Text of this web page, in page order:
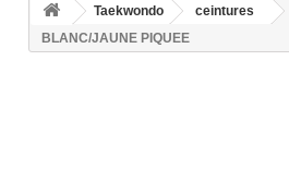
Taekwondo ceintures
BLANC/JAUNE PIQUEE